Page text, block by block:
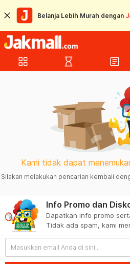
Belanja Lebih Murah dengan
grid_view hourglass_empty article
Kami tidak dapat
Silakan melakukan pencarian kembali
Info Promo dan
Dapatkan info promo
Tidak ada spam, kami